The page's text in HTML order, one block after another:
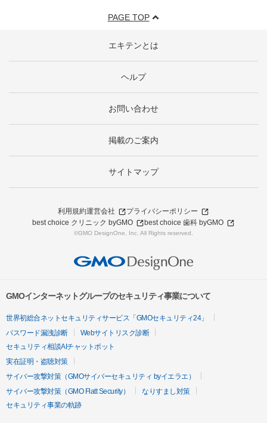
PAGE TOP
エキテンとは
ヘルプ
お問い合わせ
掲載のご案内
サイトマップ
利用規約運営会社
プライバシーポリシー
best choice クリニック byGMO
best choice 歯科 byGMO
©GMO DesignOne, Inc. All Rights reserved.
GMOインターネットグループのセキュリティ事業について
世界初総合ネットセキュリティサービス「GMOセキュリティ24」
パスワード漏洩診断
Webサイトリスク診断
セキュリティ相談AIチャットボット
実在証明・盗聴対策
サイバー攻撃対策（GMOサイバーセキュリティ byイエラエ）
サイバー攻撃対策（GMO Flatt Security）
なりすまし対策
セキュリティ事業の軌跡